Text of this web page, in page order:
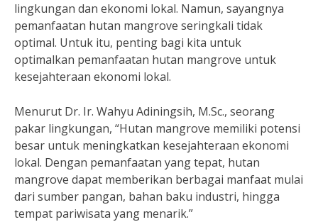
lingkungan dan ekonomi lokal. Namun, sayangnya
pemanfaatan hutan mangrove seringkali tidak
optimal. Untuk itu, penting bagi kita untuk
optimalkan pemanfaatan hutan mangrove untuk
kesejahteraan ekonomi lokal.
Menurut Dr. Ir. Wahyu Adiningsih, M.Sc., seorang
pakar lingkungan, “Hutan mangrove memiliki potensi
besar untuk meningkatkan kesejahteraan ekonomi
lokal. Dengan pemanfaatan yang tepat, hutan
mangrove dapat memberikan berbagai manfaat mulai
dari sumber pangan, bahan baku industri, hingga
tempat pariwisata yang menarik.”